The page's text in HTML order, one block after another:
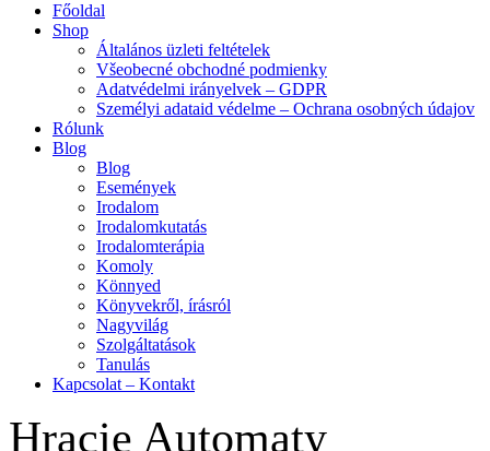
Főoldal
Shop
Általános üzleti feltételek
Všeobecné obchodné podmienky
Adatvédelmi irányelvek – GDPR
Személyi adataid védelme – Ochrana osobných údajov
Rólunk
Blog
Blog
Események
Irodalom
Irodalomkutatás
Irodalomterápia
Komoly
Könnyed
Könyvekről, írásról
Nagyvilág
Szolgáltatások
Tanulás
Kapcsolat – Kontakt
Hracie Automaty